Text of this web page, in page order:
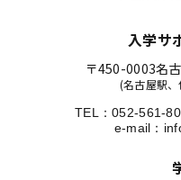
入学サ
〒450-0003名
(名古屋駅
TEL：052-561-
e-mail：